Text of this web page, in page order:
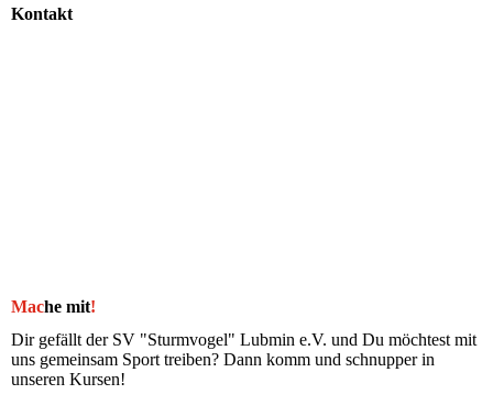
Kontakt
Mache mit!
Dir gefällt der SV "Sturmvogel" Lubmin e.V. und Du möchtest mit
uns gemeinsam Sport treiben? Dann komm und schnupper in
unseren Kursen!